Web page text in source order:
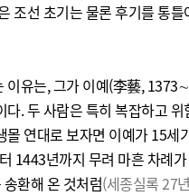
조선 초기는 물론 후기를 통
이유는, 그가 이예(李藝,
. 두 사람은 특히 복잡하고
연대로 보자면 이예가 15세
1443년까지 무려 마흔 차례
환해 온 것처럼(세종실록 27